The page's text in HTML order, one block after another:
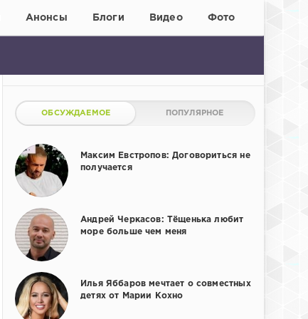
Анонсы Блоги Видео Фото
ОБСУЖДАЕМОЕ ПОПУЛЯРНОЕ
Максим Евстропов: Договориться не
получается
Андрей Черкасов: Тёщенька любит
море больше чем меня
Илья Яббаров мечтает о совместных
детях от Марии Кохно